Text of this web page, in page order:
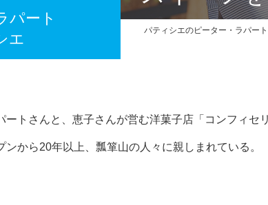
パート
エ
パティシエのピーター・ラパー
ートさんと、恵子さんが営む洋菓子店「コンフィ
から20年以上、瓢箪山の人々に親しまれている。